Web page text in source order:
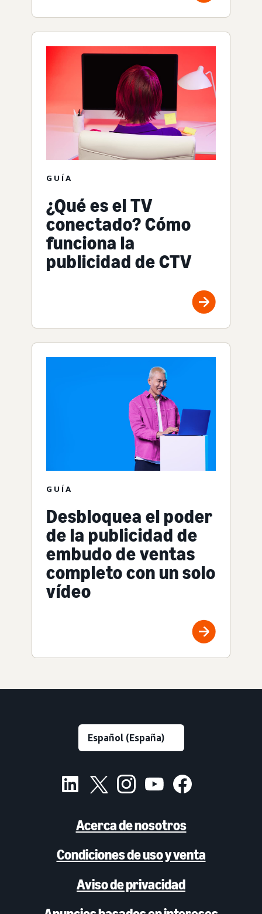
GUÍA
¿Qué es el TV
conectado? Cómo
funciona la
publicidad de CTV
GUÍA
Desbloquea el poder
de la publicidad de
embudo de ventas
completo con un solo
vídeo
Acerca de nosotros
Condiciones de uso y venta
Aviso de privacidad